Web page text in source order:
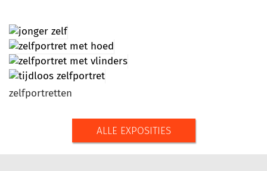
zelfportretten
ALLE EXPOSITIES